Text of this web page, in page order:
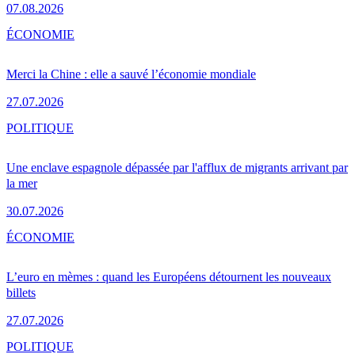
07.08.2026
Merci la Chine : elle a sauvé l’économie mondiale
27.07.2026
ÉCONOMIE
Une enclave espagnole dépassée par l'afflux de migrants arrivant par
la mer
30.07.2026
POLITIQUE
L’euro en mèmes : quand les Européens détournent les nouveaux
billets
27.07.2026
ÉCONOMIE
POLITIQUE